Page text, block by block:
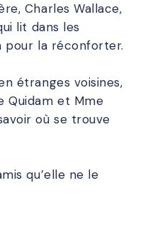
Charles Wallace,
lit dans les
pour la réconforter.
étranges voisines,
Quidam et Mme
où se trouve
qu’elle ne le